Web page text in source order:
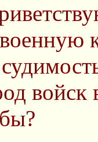
войск